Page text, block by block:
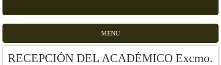
MENU
RECEPCIÓN DEL ACADÉMICO Excmo.